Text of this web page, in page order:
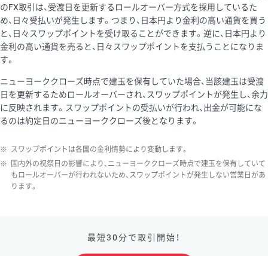
のFX取引は、受渡日を更新するロールオーバー方式を採用しているた
め、日々受払いが発生します。つまり、日本円より金利の高い通貨を買う
と、日々スワップポイントを受け取ることができます。逆に、日本円より
金利の高い通貨を売ると、日々スワップポイントを支払うことになりま
す。
ニューヨーククローズ時点で建玉を保有していた場合、当該建玉は受渡
日を更新するためロールオーバーされ、スワップポイントが発生し、余力
に反映されます。スワップポイントの受払いが行われ、出金が可能にな
るのは約定日のニューヨーククローズ後となります。
※ スワップポイントは各国の金利情勢により変動します。
※
国内外の祝祭日の影響により、ニューヨーククローズ時点で建玉を保有していて
もロールオーバーが行われないため、スワップポイントが発生しない営業日があ
ります。
最短30分で取引開始！